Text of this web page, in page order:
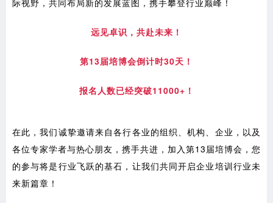
际视野，共同布局新的发展蓝图，携手攀登行业巅峰！
远见卓识，共赴未来！
第13届培博会倒计时30天！
报名人数已经突破11000+！
在此，我们诚挚邀请来自各行各业的组织、机构、企业，以及
各位专家学者与热心朋友，携手共进，加入第13届培博会，您
的参与将是行业飞跃的基石，让我们共同开启企业培训行业未
来新篇章！